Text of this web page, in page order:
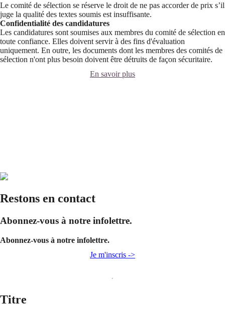
Le comité de sélection se réserve le droit de ne pas accorder de prix s’il
juge la qualité des textes soumis est insuffisante.
Confidentialité des candidatures
Les candidatures sont soumises aux membres du comité de sélection en
toute confiance. Elles doivent servir à des fins d'évaluation
uniquement. En outre, les documents dont les membres des comités de
sélection n'ont plus besoin doivent être détruits de façon sécuritaire.
En savoir plus
Restons en contact
Abonnez-vous à notre infolettre.
Abonnez-vous à notre infolettre.
Je m'inscris ->
Titre